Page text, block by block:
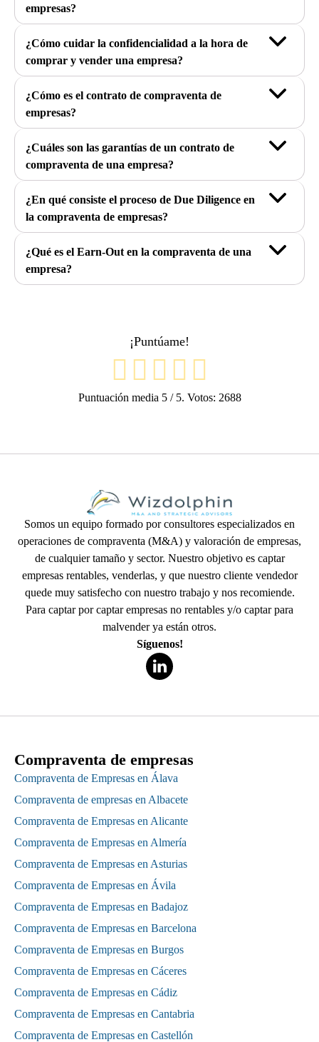
empresas?
¿Cómo cuidar la confidencialidad a la hora de
comprar y vender una empresa?
¿Cómo es el contrato de compraventa de
empresas?
¿Cuáles son las garantías de un contrato de
compraventa de una empresa?
¿En qué consiste el proceso de Due Diligence en
la compraventa de empresas?
¿Qué es el Earn-Out en la compraventa de una
empresa?
¡Puntúame!
Puntuación media 5/ 5. Votos: 2688
Somos un equipo formado por consultores especializados en
operaciones de compraventa (M&A) y valoración de empresas,
de cualquier tamaño y sector. Nuestro objetivo es captar
empresas rentables, venderlas, y que nuestro cliente vendedor
quede muy satisfecho con nuestro trabajo y nos recomiende.
Para captar por captar empresas no rentables y/o captar para
malvender ya están otros.
Síguenos!
Compraventa de empresas
Compraventa de Empresas en Álava
Compraventa de empresas en Albacete
Compraventa de Empresas en Alicante
Compraventa de Empresas en Almería
Compraventa de Empresas en Asturias
Compraventa de Empresas en Ávila
Compraventa de Empresas en Badajoz
Compraventa de Empresas en Barcelona
Compraventa de Empresas en Burgos
Compraventa de Empresas en Cáceres
Compraventa de Empresas en Cádiz
Compraventa de Empresas en Cantabria
Compraventa de Empresas en Castellón